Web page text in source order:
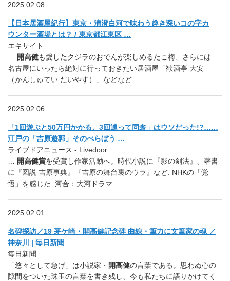
2025.02.08
【日本居酒屋紀行】東京・清澄白河で味わう趣き深いコの字カ
ウンター酒場とは？ / 東京都江東区 …
エキサイト
開高健も愛したクジラのおでんが楽しめるたこ梅、さらには
名古屋にいったら絶対に行っておきたい居酒屋「歓酒亭 大安
（かんしゅてい だいやす）」などなど …
2025.02.06
「1回遊ぶと50万円かかる、3回通って同衾」はウソだった!?……
江戸の「吉原遊郭」そのべらぼう …
ライブドアニュース - Livedoor
開高健賞を受賞し作家活動へ。時代小説に『影の剣法』、著書
に『図説 吉原事典』『吉原の舞台裏のウラ』など. NHKの「覚
悟」を感じた. 河合：大河ドラマ …
2025.02.01
名碑探訪／19 茅ケ崎・開高健記念碑 曲線・筆力に文筆家の魂 ／
神奈川 | 毎日新聞
毎日新聞
「悠々として急げ」は小説家・ 開高健の言葉である。思わぬ心の
隙間をついた珠玉の言葉を書き残し、今も私たちに語りかけてく